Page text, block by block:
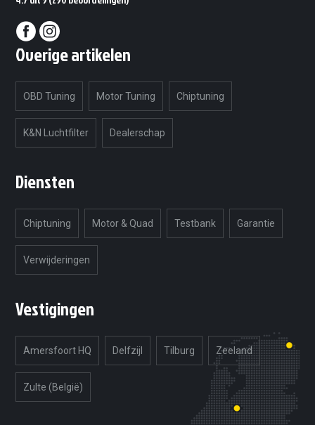
Overige artikelen
OBD Tuning Motor Tuning Chiptuning
K&N Luchtfilter Dealerschap
Diensten
Chiptuning Motor & Quad Testbank Garantie
Verwijderingen
Vestigingen
Amersfoort HQ Delfzijl Tilburg Zeeland
Zulte (België)